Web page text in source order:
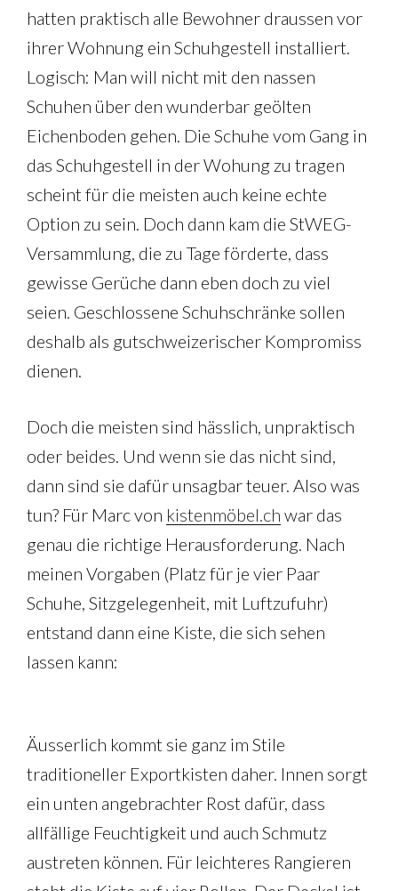
hatten praktisch alle Bewohner draussen vor
ihrer Wohnung ein Schuhgestell installiert.
Logisch: Man will nicht mit den nassen
Schuhen über den wunderbar geölten
Eichenboden gehen. Die Schuhe vom Gang in
das Schuhgestell in der Wohung zu tragen
scheint für die meisten auch keine echte
Option zu sein. Doch dann kam die StWEG-
Versammlung, die zu Tage förderte, dass
gewisse Gerüche dann eben doch zu viel
seien. Geschlossene Schuhschränke sollen
deshalb als gutschweizerischer Kompromiss
dienen.
Doch die meisten sind hässlich, unpraktisch
oder beides. Und wenn sie das nicht sind,
dann sind sie dafür unsagbar teuer. Also was
tun? Für Marc von kistenmöbel.ch war das
genau die richtige Herausforderung. Nach
meinen Vorgaben (Platz für je vier Paar
Schuhe, Sitzgelegenheit, mit Luftzufuhr)
entstand dann eine Kiste, die sich sehen
lassen kann:
Äusserlich kommt sie ganz im Stile
traditioneller Exportkisten daher. Innen sorgt
ein unten angebrachter Rost dafür, dass
allfällige Feuchtigkeit und auch Schmutz
austreten können. Für leichteres Rangieren